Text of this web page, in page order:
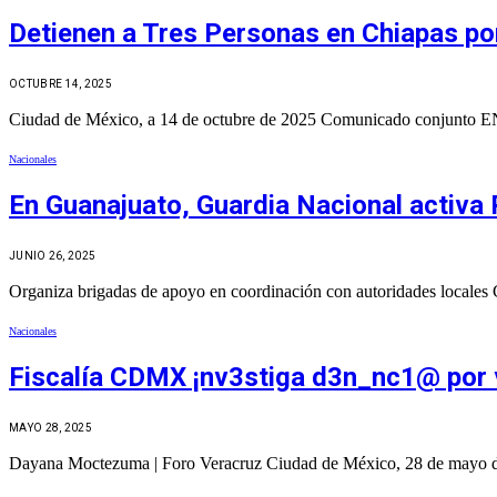
Detienen a Tres Personas en Chiapas
OCTUBRE 14, 2025
Ciudad de México, a 14 de octubre de 2025 Comunicado
Nacionales
En Guanajuato, Guardia Nacional
JUNIO 26, 2025
Organiza brigadas de apoyo en coordinación con autoridades
Nacionales
Fiscalía CDMX ¡nv3stiga d3n_nc1@
MAYO 28, 2025
Dayana Moctezuma | Foro Veracruz Ciudad de México, 28 de